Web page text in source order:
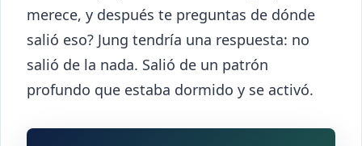
merece, y después te preguntas de dónde
salió eso? Jung tendría una respuesta: no
salió de la nada. Salió de un patrón
profundo que estaba dormido y se activó.